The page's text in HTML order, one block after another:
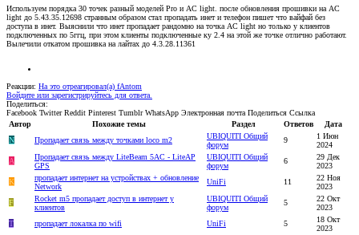
Используем порядка 30 точек разный моделей Pro и AC light. после обновления прошивки на AC
light до 5.43.35.12698 странным образом стал пропадать инет и телефон пишет что вайфай без
доступа в инет. Выяснили что инет пропадает рандомно на точка AC light но только у клиентов
подключенных по 5ггц, при этом клиенты подключенные ку 2.4 на этой же точке отлично работают.
Вылечили откатом прошивка на лайтах до 4.3.28.11361
Реакции: На это отреагировал(а) fAntom
Войдите или зарегистрируйтесь для ответа.
Поделиться:
Facebook Twitter Reddit Pinterest Tumblr WhatsApp Электронная почта Поделиться Ссылка
Автор
Похожие темы Раздел Ответов
Дата
N
Пропадает связь между точками loco m2
UBIQUITI Общий
форум
9
1 Июн
2024
A
Пропадает связь между LiteBeam 5AC - LiteAP
GPS
UBIQUITI Общий
форум
6
29 Дек
2023
K
пропадает интернет на устройствах + обновление
Network
UniFi 11
22 Ноя
2023
F
Rocket m5 пропадает доступ в интернет у
клиентов
UBIQUITI Общий
форум
5
22 Окт
2023
T
пропадает локалка по wifi UniFi 5
18 Окт
2023